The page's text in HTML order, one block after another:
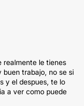
realmente le tienes
buen trabajo, no se si
y el despues, te lo
a ver como puede